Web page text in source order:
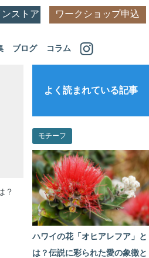
ストア ワークショップ申込
ブログ コラム
？
よく読まれている記事
モチーフ
ハワイの花「オヒアレフア」と
は？伝説に彩られた愛の象徴と